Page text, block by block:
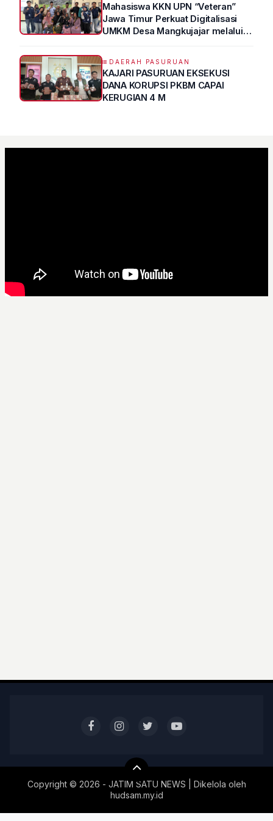
Mahasiswa KKN UPN “Veteran”
Jawa Timur Perkuat Digitalisasi
UMKM Desa Mangkujajar melalui
DAERAH PASURUAN
KAJARI PASURUAN EKSEKUSI
DANA KORUPSI PKBM CAPAI
KERUGIAN 4 M
Copyright © 2026 - JATIM SATU NEWS | Dikelola oleh
hudsam.my.id